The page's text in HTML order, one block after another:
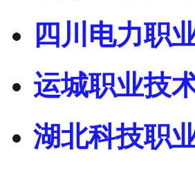
四川电力职
运城职业技
湖北科技职